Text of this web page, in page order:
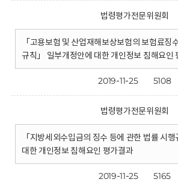
법령평가전문위원회
「고용보험 및 산업재해보상보험의 보험료징
규칙」 일부개정안에 대한 개인정보 침해요인
2019-11-25 5108
법령평가전문위원회
「지방세외수입금의 징수 등에 관한 법률 시
대한 개인정보 침해요인 평가결과
2019-11-25 5165